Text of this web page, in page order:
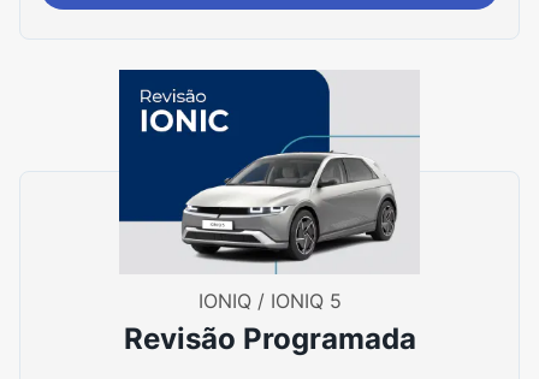
IONIQ / IONIQ 5
Revisão Programada